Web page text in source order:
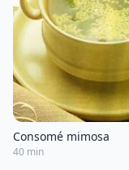
Consomé mimosa
40 min